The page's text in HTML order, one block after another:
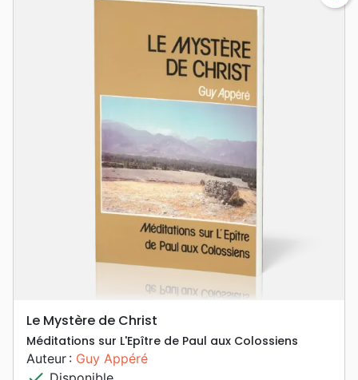
Le Mystère de Christ
Méditations sur L'Epître de Paul aux Colossiens
Auteur : Guy Appéré